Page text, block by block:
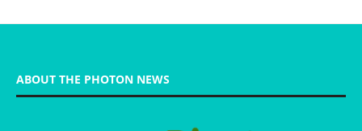
ABOUT THE PHOTON NEWS